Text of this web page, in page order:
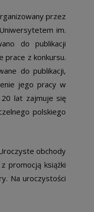
przez
im.
do publikacji
prace z konkursu.
do publikacji,
jego pracy w
lat zajmuje się
polskiego
obchody
promocją książki
Na uroczystości